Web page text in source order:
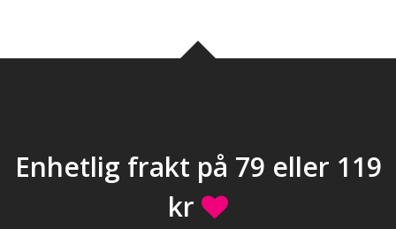
Enhetlig frakt på 79 eller 119
kr